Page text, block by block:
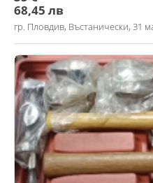
68,45 лв
гр. Пловдив, Въстанически, 31